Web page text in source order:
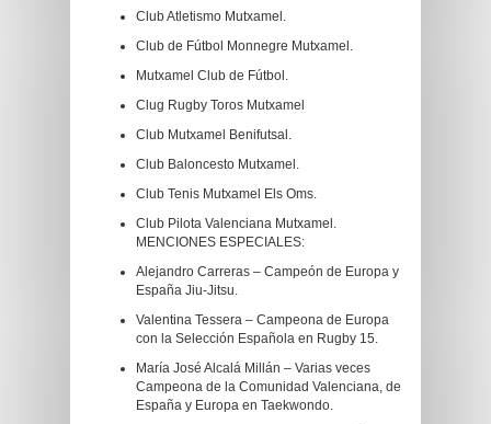
Club Atletismo Mutxamel.
Club de Fútbol Monnegre Mutxamel.
Mutxamel Club de Fútbol.
Clug Rugby Toros Mutxamel
Club Mutxamel Benifutsal.
Club Baloncesto Mutxamel.
Club Tenis Mutxamel Els Oms.
Club Pilota Valenciana Mutxamel.
MENCIONES ESPECIALES:
Alejandro Carreras – Campeón de Europa y
España Jiu-Jitsu.
Valentina Tessera – Campeona de Europa
con la Selección Española en Rugby 15.
María José Alcalá Millán – Varias veces
Campeona de la Comunidad Valenciana, de
España y Europa en Taekwondo.